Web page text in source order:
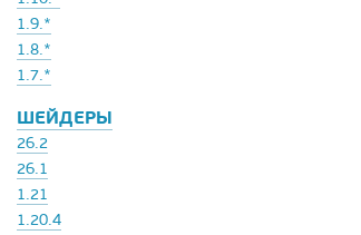
1.9.*
1.8.*
1.7.*
ШЕЙДЕРЫ
26.2
26.1
1.21
1.20.4